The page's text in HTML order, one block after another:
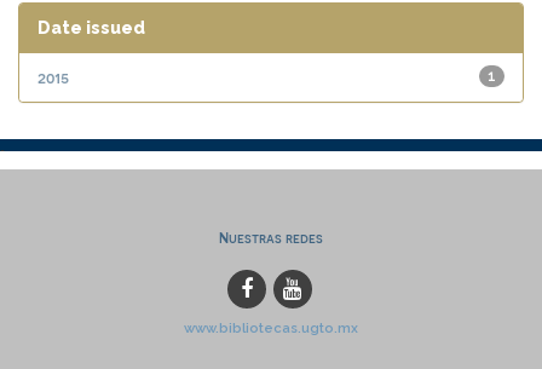
Date issued
1
2015
Nuestras redes
www.bibliotecas.ugto.mx